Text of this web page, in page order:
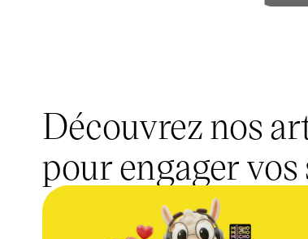
Découvrez nos
pour engager vos